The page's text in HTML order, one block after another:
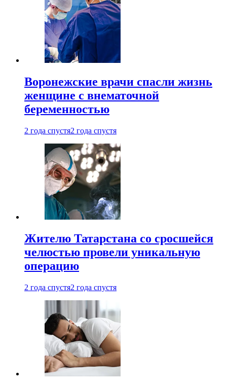
Воронежские врачи спасли жизнь
женщине с внематочной
беременностью
2 года спустя2 года спустя
Жителю Татарстана со сросшейся
челюстью провели уникальную
операцию
2 года спустя2 года спустя